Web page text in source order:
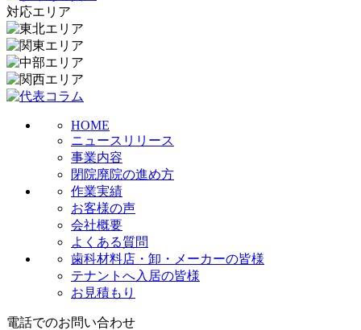
対応エリア
HOME
ニュースリリース
事業内容
閉院廃院の進め方
作業実績
お客様の声
会社概要
よくある質問
歯科材料店・卸・メーカーの皆様
テナントへ入居の皆様
お見積もり
電話でのお問い合わせ